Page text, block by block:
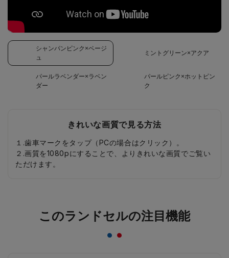
シャンパンピンク×ベージ
ュ
ミントグリーン×アクア
パールラベンダー×ラベン
ダー
パールピンク×ホットピン
ク
きれいな画質で見る方法
１.歯車マークをタップ（PCの場合はクリック）。
２.画質を1080pにすることで、よりきれいな画質でご覧い
ただけます。
このランドセルの注目機能